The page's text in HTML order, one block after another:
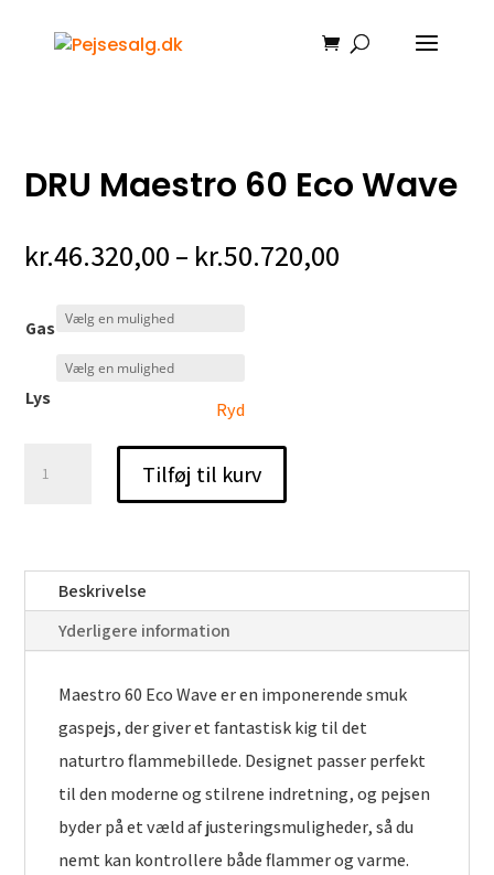
DRU Maestro 60 Eco Wave
kr.46.320,00 – kr.50.720,00
Gas
Lys
Ryd
Wave
antal
Tilføj til kurv
Beskrivelse
Yderligere information
Maestro 60 Eco Wave er en imponerende smuk
gaspejs, der giver et fantastisk kig til det
naturtro flammebillede. Designet passer perfekt
til den moderne og stilrene indretning, og pejsen
byder på et væld af justeringsmuligheder, så du
nemt kan kontrollere både flammer og varme.